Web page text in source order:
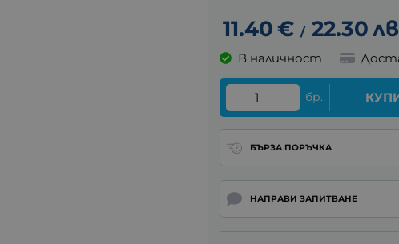
11.40€ / 22.30
В наличност
бр.
БЪРЗА ПОРЪЧКА
НАПРАВИ ЗАПИТВАНЕ